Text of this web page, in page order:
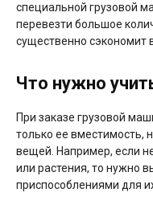
специальной грузовой
перевезти большое
существенно сэкономит
Что нужно
При заказе грузовой
только ее вместимость,
вещей. Например, если
или растения, то нужно
приспособлениями для